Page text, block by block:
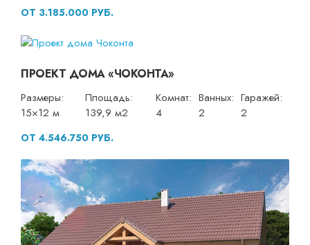
ОТ 3.185.000 РУБ.
ПРОЕКТ ДОМА «ЧОКОНТА»
Размеры:
15×12 м
Площадь:
139,9 м2
Комнат:
4
Ванных:
2
Гаражей:
2
ОТ 4.546.750 РУБ.